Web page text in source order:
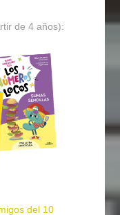
de 4 años):
del 10